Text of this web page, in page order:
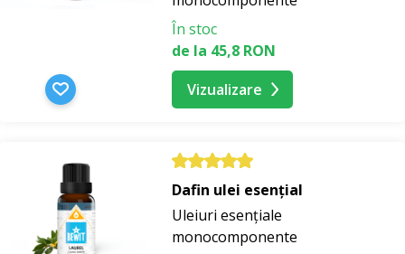
În stoc
de la 45,8 RON
Vizualizare
Dafin ulei esențial
Uleiuri esențiale
monocomponente